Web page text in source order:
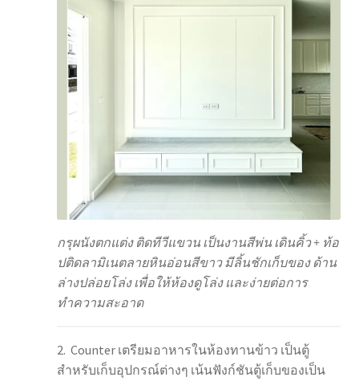
กรุผนังตกแต่ง ติดทีวีแขวน เป็นงานสีพ่น เดินคิ้ว + ท้อ
ปติดลามิเนตลายหินอ่อนสีขาว มีลิ้นชักเก็บของ ด้าน
ล่างปล่อยโล่ง เพื่อให้ห้องดูโล่ง และง่ายต่อการ
ทำความสะอาด
2. Counter เตรียมอาหารในห้องทานข้าว เป็นตู้
สำหรับเก็บอุปกรณ์ต่างๆ เน้นฟังก์ชันตู้เก็บของเป็น